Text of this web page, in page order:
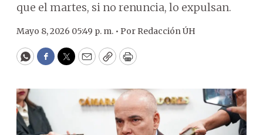
que el martes, si no renuncia, lo expulsan.
Mayo 8, 2026 05:49 p. m. • Por Redacción ÚH
WhatsApp
Facebook
Twitter
EmailCopyPrint